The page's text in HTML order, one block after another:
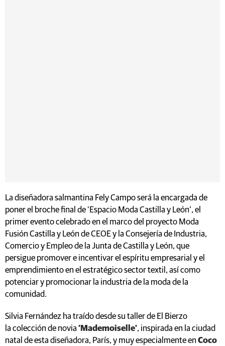
La diseñadora salmantina Fely Campo será la encargada de
poner el broche final de ‘Espacio Moda Castilla y León’, el
primer evento celebrado en el marco del proyecto Moda
Fusión Castilla y León de CEOE y la Consejería de Industria,
Comercio y Empleo de la Junta de Castilla y León, que
persigue promover e incentivar el espíritu empresarial y el
emprendimiento en el estratégico sector textil, así como
potenciar y promocionar la industria de la moda de la
comunidad.
Silvia Fernández ha traído desde su taller de El Bierzo
la colección de novia ‘Mademoiselle’, inspirada en la ciudad
natal de esta diseñadora, París, y muy especialmente en Coco